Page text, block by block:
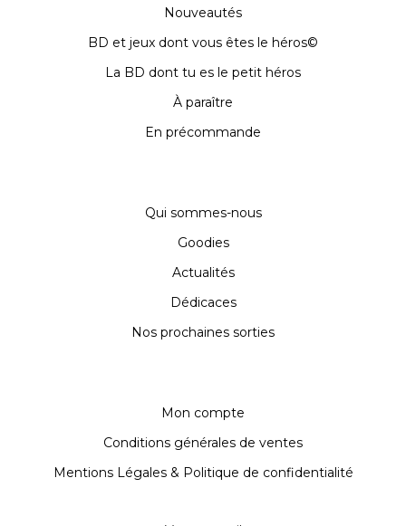
Nouveautés
BD et jeux dont vous êtes le héros©
La BD dont tu es le petit héros
À paraître
En précommande
Qui sommes-nous
Goodies
Actualités
Dédicaces
Nos prochaines sorties
Mon compte
Conditions générales de ventes
Mentions Légales & Politique de confidentialité